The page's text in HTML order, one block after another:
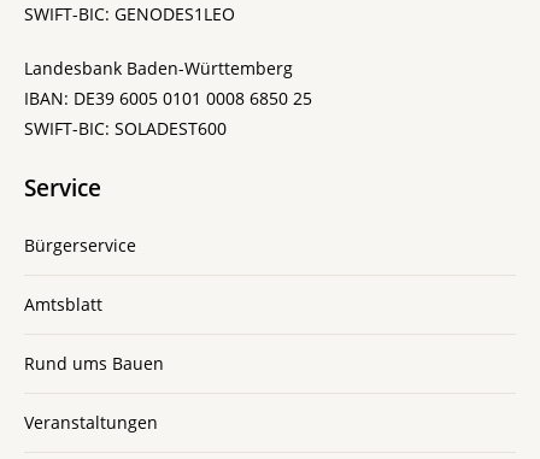
SWIFT-BIC: GENODES1LEO
Landesbank Baden-Württemberg
IBAN: DE39 6005 0101 0008 6850 25
SWIFT-BIC: SOLADEST600
Service
Bürgerservice
Amtsblatt
Rund ums Bauen
Veranstaltungen